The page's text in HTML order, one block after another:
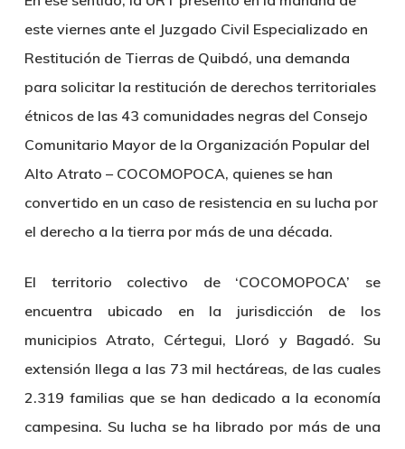
este viernes ante el Juzgado Civil Especializado en
Restitución de Tierras de Quibdó, una demanda
para solicitar la restitución de derechos territoriales
étnicos de las 43 comunidades negras del Consejo
Comunitario Mayor de la Organización Popular del
Alto Atrato – COCOMOPOCA, quienes se han
convertido en un caso de resistencia en su lucha por
el derecho a la tierra por más de una década.
El territorio colectivo de ‘COCOMOPOCA’ se
encuentra ubicado en la jurisdicción de los
municipios Atrato, Cértegui, Lloró y Bagadó. Su
extensión llega a las 73 mil hectáreas, de las cuales
2.319 familias que se han dedicado a la economía
campesina. Su lucha se ha librado por más de una